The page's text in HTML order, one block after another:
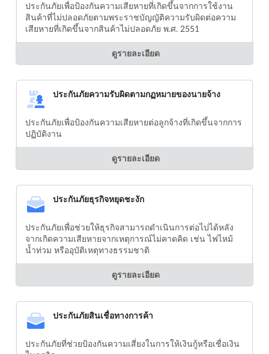
ประกันภัยเพื่อป้องกันความเสียหายที่เกิดขึ้นจากการใช้งาน
สินค้าที่ไม่ปลอดภัยตามพระราชบัญญัติความรับผิดต่อความ
เสียหายที่เกิดขึ้นจากสินค้าไม่ปลอดภัย พ.ศ. 2551
ดูรายละเอียด
ประกันภัยความรับผิดตามกฏหมายของนายจ้าง
ประกันภัยเพื่อป้องกันความเสียหายต่อลูกจ้างที่เกิดขึ้นจากการ
ปฏิบัติงาน
ดูรายละเอียด
ประกันภัยธุรกิจหยุดชะงัก
ประกันภัยเพื่อช่วยให้ธุรกิจสามารถดำเนินการต่อไปได้หลัง
จากเกิดความเสียหายจากเหตุการณ์ไม่คาดคิด เช่น ไฟไหม้
น้ำท่วม หรืออุบัติเหตุทางธรรมชาติ
ดูรายละเอียด
ประกันภัยสินเชื่อทางการค้า
ประกันภัยที่ช่วยป้องกันความเสี่ยงในการให้เงินกู้หรือเชื่อเงิน